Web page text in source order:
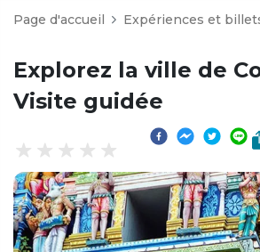
Page d'accueil Expériences et
Explorez la ville de
Visite guidée